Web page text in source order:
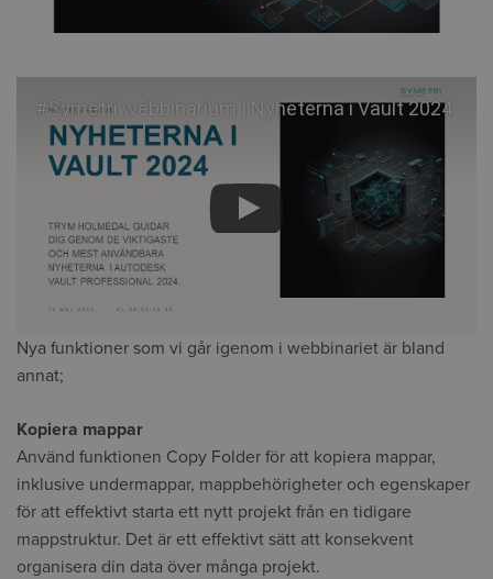
#Symetri webbinarium | Nyheterna i Vault 2024
Nya funktioner som vi går igenom i webbinariet är bland
annat;
Kopiera mappar
Använd funktionen Copy Folder för att kopiera mappar,
inklusive undermappar, mappbehörigheter och egenskaper
för att effektivt starta ett nytt projekt från en tidigare
mappstruktur. Det är ett effektivt sätt att konsekvent
organisera din data över många projekt.